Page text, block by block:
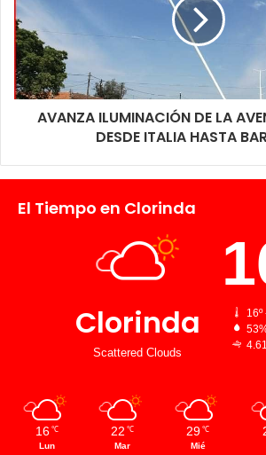
AVANZA ILUMINACIÓN DE LA
DESDE ITALIA HASTA
El Tiempo en Clorinda
Clorinda
Scattered Clouds
16º
16 ℃
Lun
22 ℃
Mar
29 ℃
Mié